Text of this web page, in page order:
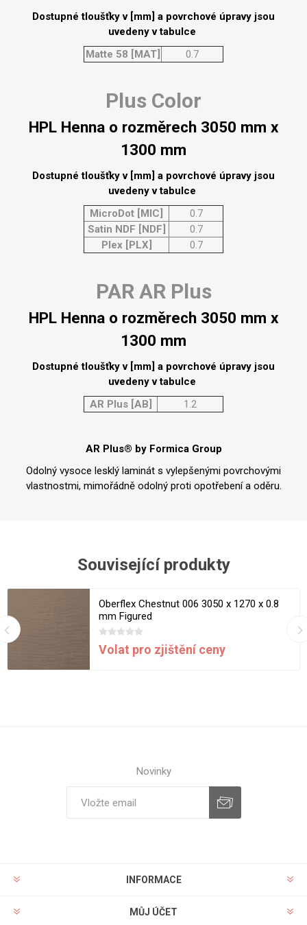
Dostupné tloušťky v [mm] a povrchové úpravy jsou
uvedeny v tabulce
Matte 58 [MAT]
0.7
Plus Color
HPL Henna o rozměrech 3050 mm x
1300 mm
Dostupné tloušťky v [mm] a povrchové úpravy jsou
uvedeny v tabulce
MicroDot [MIC]
0.7
Satin NDF [NDF]
0.7
Plex [PLX]
0.7
PAR AR Plus
HPL Henna o rozměrech 3050 mm x
1300 mm
Dostupné tloušťky v [mm] a povrchové úpravy jsou
uvedeny v tabulce
AR Plus [AB]
1.2
AR Plus® by Formica Group
Odolný vysoce lesklý laminát s vylepšenými povrchovými
vlastnostmi, mimořádně odolný proti opotřebení a oděru.
Související produkty
Oberflex Chestnut 006 3050 x 1270 x 0.8
mm Figured
Volat pro zjištění ceny
Novinky
INFORMACE
MŮJ ÚČET